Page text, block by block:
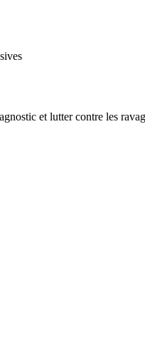
et lutter contre les